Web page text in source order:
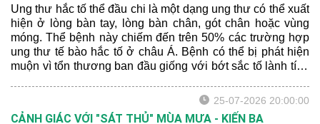
Ung thư hắc tố thể đầu chi là một dạng ung thư có thể xuất
hiện ở lòng bàn tay, lòng bàn chân, gót chân hoặc vùng
móng. Thể bệnh này chiếm đến trên 50% các trường hợp
ung thư tế bào hắc tố ở châu Á. Bệnh có thể bị phát hiện
muộn vì tổn thương ban đầu giống với bớt sắc tố lành tính
25-07-2026 20:00:00
CẢNH GIÁC VỚI "SÁT THỦ" MÙA MƯA - KIẾN BA